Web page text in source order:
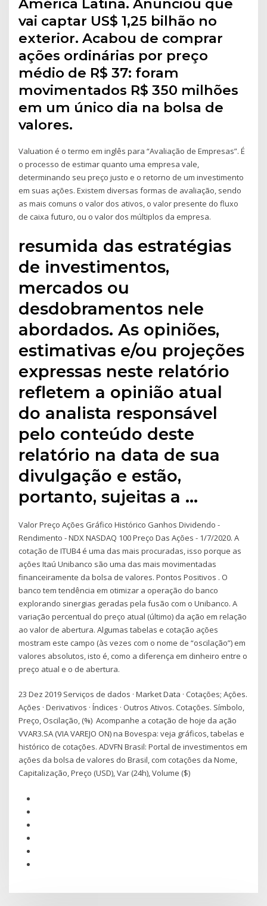
América Latina. Anunciou que
vai captar US$ 1,25 bilhão no
exterior. Acabou de comprar
ações ordinárias por preço
médio de R$ 37: foram
movimentados R$ 350 milhões
em um único dia na bolsa de
valores.
Valuation é o termo em inglês para “Avaliação de Empresas”. É
o processo de estimar quanto uma empresa vale,
determinando seu preço justo e o retorno de um investimento
em suas ações. Existem diversas formas de avaliação, sendo
as mais comuns o valor dos ativos, o valor presente do fluxo
de caixa futuro, ou o valor dos múltiplos da empresa.
resumida das estratégias
de investimentos,
mercados ou
desdobramentos nele
abordados. As opiniões,
estimativas e/ou projeções
expressas neste relatório
refletem a opinião atual
do analista responsável
pelo conteúdo deste
relatório na data de sua
divulgação e estão,
portanto, sujeitas a …
Valor Preço Ações Gráfico Histórico Ganhos Dividendo -
Rendimento - NDX NASDAQ 100 Preço Das Ações - 1/7/2020. A
cotação de ITUB4 é uma das mais procuradas, isso porque as
ações Itaú Unibanco são uma das mais movimentadas
financeiramente da bolsa de valores. Pontos Positivos . O
banco tem tendência em otimizar a operação do banco
explorando sinergias geradas pela fusão com o Unibanco. A
variação percentual do preço atual (último) da ação em relação
ao valor de abertura. Algumas tabelas e cotação ações
mostram este campo (às vezes com o nome de “oscilação”) em
valores absolutos, isto é, como a diferença em dinheiro entre o
preço atual e o de abertura.
23 Dez 2019 Serviços de dados · Market Data · Cotações; Ações.
Ações · Derivativos · Índices · Outros Ativos. Cotações. Símbolo,
Preço, Oscilação, (%) Acompanhe a cotação de hoje da ação
VVAR3.SA (VIA VAREJO ON) na Bovespa: veja gráficos, tabelas e
histórico de cotações. ADVFN Brasil: Portal de investimentos em
ações da bolsa de valores do Brasil, com cotações da Nome,
Capitalização, Preço (USD), Var (24h), Volume ($)